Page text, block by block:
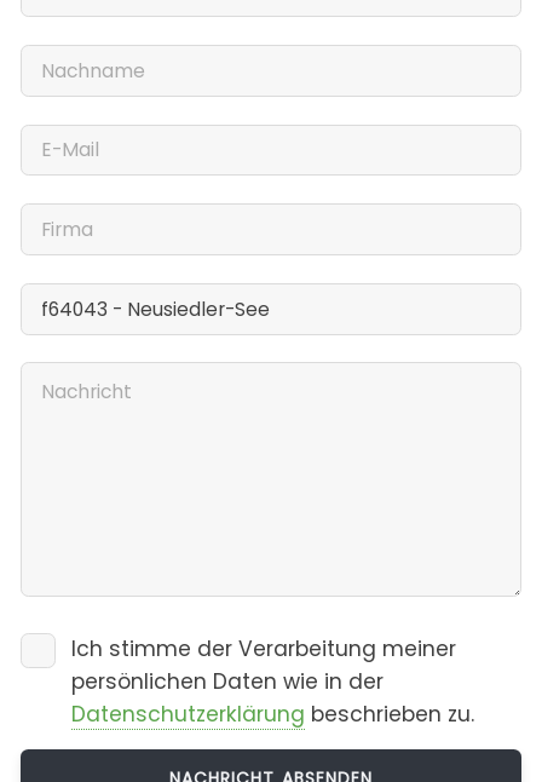
Ich stimme der Verarbeitung meiner
persönlichen Daten wie in der
Datenschutzerklärung beschrieben zu.